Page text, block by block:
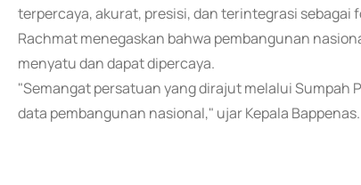
terpercaya, akurat, presisi, dan terintegrasi
Rachmat menegaskan bahwa pembangunan
menyatu dan dapat dipercaya.
"Semangat persatuan yang dirajut melalui Sumpah
data pembangunan nasional," ujar Kepala